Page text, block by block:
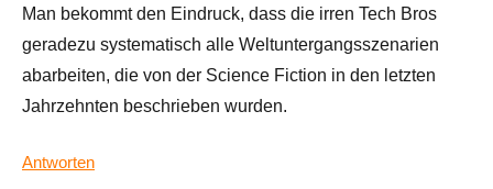
Man bekommt den Eindruck, dass die irren Tech Bros
geradezu systematisch alle Weltuntergangsszenarien
abarbeiten, die von der Science Fiction in den letzten
Jahrzehnten beschrieben wurden.
Antworten